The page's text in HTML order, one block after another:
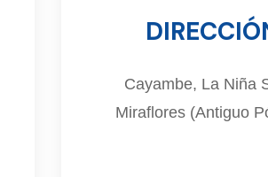
Cayambe, La Niña
Miraflores (Antiguo